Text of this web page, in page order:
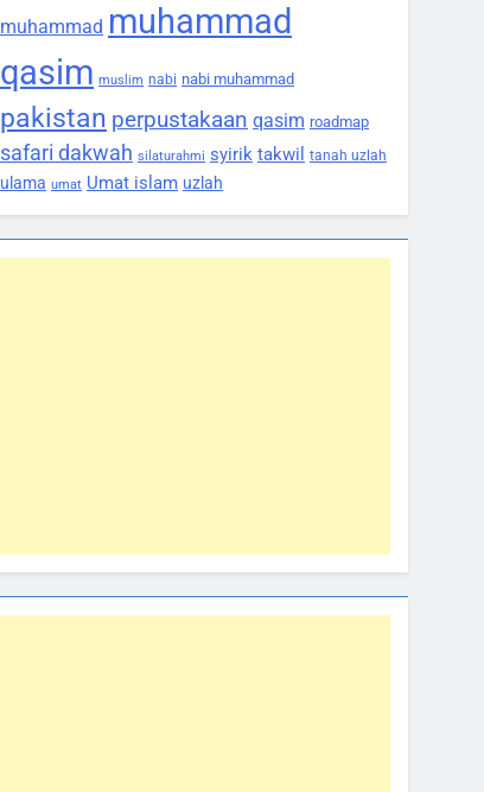
muhammad muhammad
qasim muslim nabi nabi muhammad
pakistan perpustakaan qasim roadmap
safari dakwah silaturahmi syirik takwil tanah uzlah
ulama umat Umat islam uzlah